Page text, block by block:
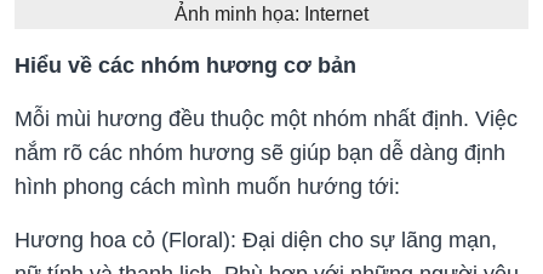
Ảnh minh họa: Internet
Hiểu về các nhóm hương cơ bản
Mỗi mùi hương đều thuộc một nhóm nhất định. Việc
nắm rõ các nhóm hương sẽ giúp bạn dễ dàng định
hình phong cách mình muốn hướng tới:
Hương hoa cỏ (Floral): Đại diện cho sự lãng mạn,